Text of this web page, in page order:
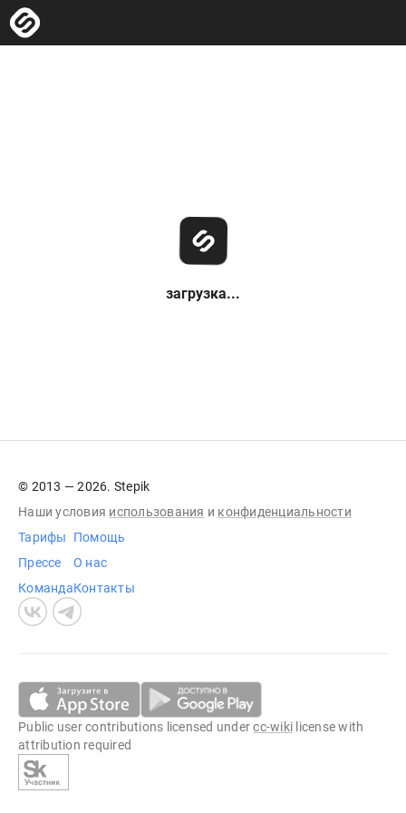
загрузка...
© 2013 — 2026. Stepik
Наши условия использования и конфиденциальности
Тарифы
Прессе
Команда
Помощь
О нас
Контакты
Public user contributions licensed undercc-wiki license with
attribution required